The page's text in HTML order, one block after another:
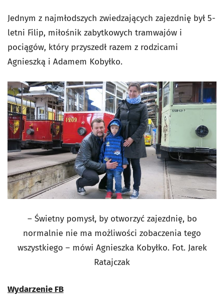
Jednym z najmłodszych zwiedzających zajezdnię był 5-
letni Filip, miłośnik zabytkowych tramwajów i
pociągów, który przyszedł razem z rodzicami
Agnieszką i Adamem Kobyłko.
– Świetny pomysł, by otworzyć zajezdnię, bo
normalnie nie ma możliwości zobaczenia tego
wszystkiego – mówi Agnieszka Kobyłko. Fot. Jarek
Ratajczak
Wydarzenie FB